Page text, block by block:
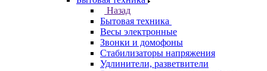
Назад
Бытовая техника
Весы электронные
Звонки и домофоны
Стабилизаторы напряжения
Удлинители, разветвители